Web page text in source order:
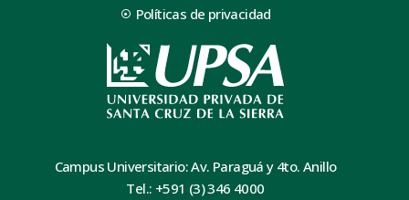
Políticas de privacidad
Campus Universitario: Av. Paraguá y 4to. Anillo
Tel.: +591 (3) 346 4000